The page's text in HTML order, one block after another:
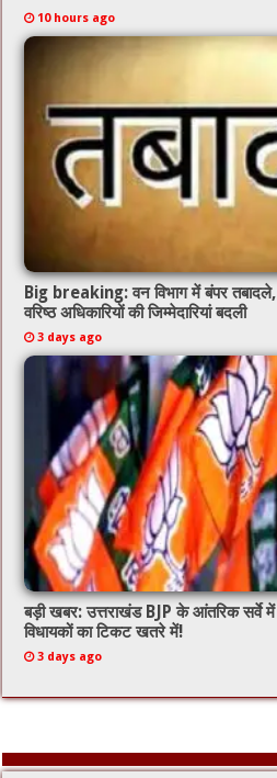
10 hours ago
Big breaking: वन विभाग में बंपर
वरिष्ठ अधिकारियों की जिम्मेदारियां बदली
3 days ago
बड़ी खबर: उत्तराखंड BJP के आंतरिक सर्वे में
विधायकों का टिकट खतरे में!
3 days ago